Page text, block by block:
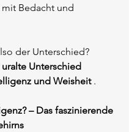
Bedacht und
der Unterschied?
uralte Unterschied
und Weisheit .
– Das faszinierende